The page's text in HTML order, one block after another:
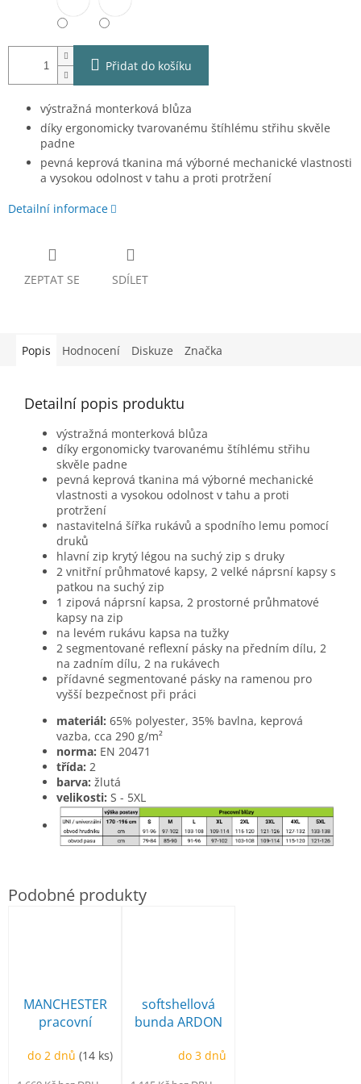
Přidat do košíku
výstražná monterková blůza
díky ergonomicky tvarovanému štíhlému střihu skvěle
padne
pevná keprová tkanina má výborné mechanické vlastnosti
a vysokou odolnost v tahu a proti protržení
Detailní informace
ZEPTAT SE SDÍLET
Popis Hodnocení Diskuze Značka
Detailní popis produktu
výstražná monterková blůza
díky ergonomicky tvarovanému štíhlému střihu
skvěle padne
pevná keprová tkanina má výborné mechanické
vlastnosti a vysokou odolnost v tahu a proti
protržení
nastavitelná šířka rukávů a spodního lemu pomocí
druků
hlavní zip krytý légou na suchý zip s druky
2 vnitřní průhmatové kapsy, 2 velké náprsní kapsy s
patkou na suchý zip
1 zipová náprsní kapsa, 2 prostorné průhmatové
kapsy na zip
na levém rukávu kapsa na tužky
2 segmentované reflexní pásky na předním dílu, 2
na zadním dílu, 2 na rukávech
přídavné segmentované pásky na ramenou pro
vyšší bezpečnost při práci
materiál: 65% polyester, 35% bavlna, keprová
vazba, cca 290 g/m²
norma: EN 20471
třída: 2
barva: žlutá
velikosti: S - 5XL
MANCHESTER
pracovní
do 2 dnů(14 ks)
softshellová
bunda ARDON
do 3 dnů